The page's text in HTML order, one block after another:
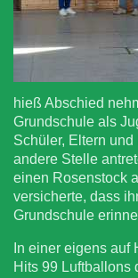
hieß Abschied
Grundschule als
Schüler, Eltern
andere Stelle
einen Rosenstock
versicherte, dass
Grundschule
In einer eigens auf
Hits 99 Luftballons